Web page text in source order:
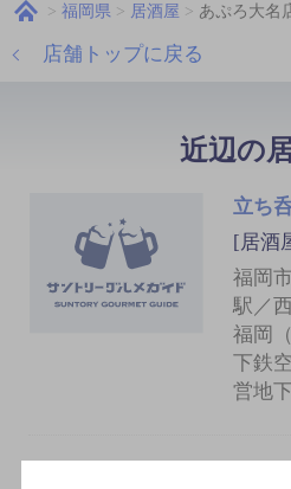
福岡県 居酒屋 あぷろ大名
店舗トップに戻る
近辺の
立ち
[居酒
福岡
駅／
福岡
下鉄
営地